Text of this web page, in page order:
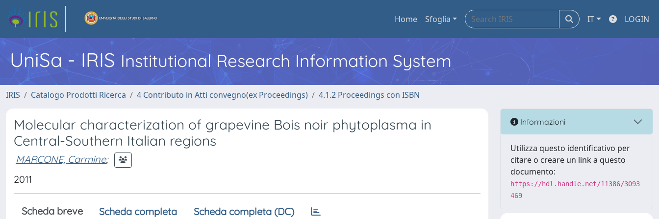
Home Sfoglia IT LOGIN
UniSa - IRIS Institutional Research Information System
IRIS Catalogo Prodotti Ricerca 4 Contributo in Atti convegno(ex Proceedings) 4.1.2 Proceedings con ISBN
Molecular characterization of grapevine Bois noir phytoplasma in
Central-Southern Italian regions
MARCONE, Carmine;
2011
Scheda breve Scheda completa Scheda completa (DC)
Informazioni
Utilizza questo identificativo per
citare o creare un link a questo
documento:
https://hdl.handle.net/11386/3093
469